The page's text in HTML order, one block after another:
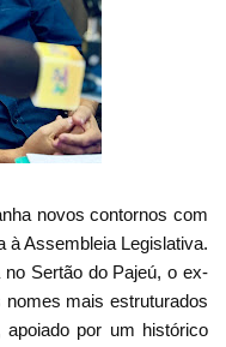
novos contornos com
à Assembleia Legislativa.
Sertão do Pajeú, o ex-
mais estruturados
apoiado por um histórico